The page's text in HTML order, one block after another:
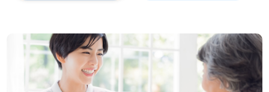
看護助手や介護職経験のある方をお迎えします。グループ
企業/スーパーホテル様で誕生した『こころからのおもてな
し』を大切に運営。スーパー・コート様独自の「SC-Fit」
で体力の維持・向上を目標とした包括的なトレーニング、
認知症ケアでご利用者様の『夢や目標のサポート』で寄り